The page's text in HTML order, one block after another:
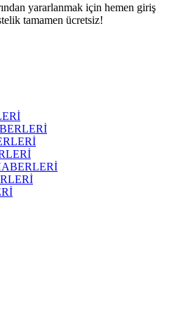
yararlanmak için hemen giriş
tamamen ücretsiz!